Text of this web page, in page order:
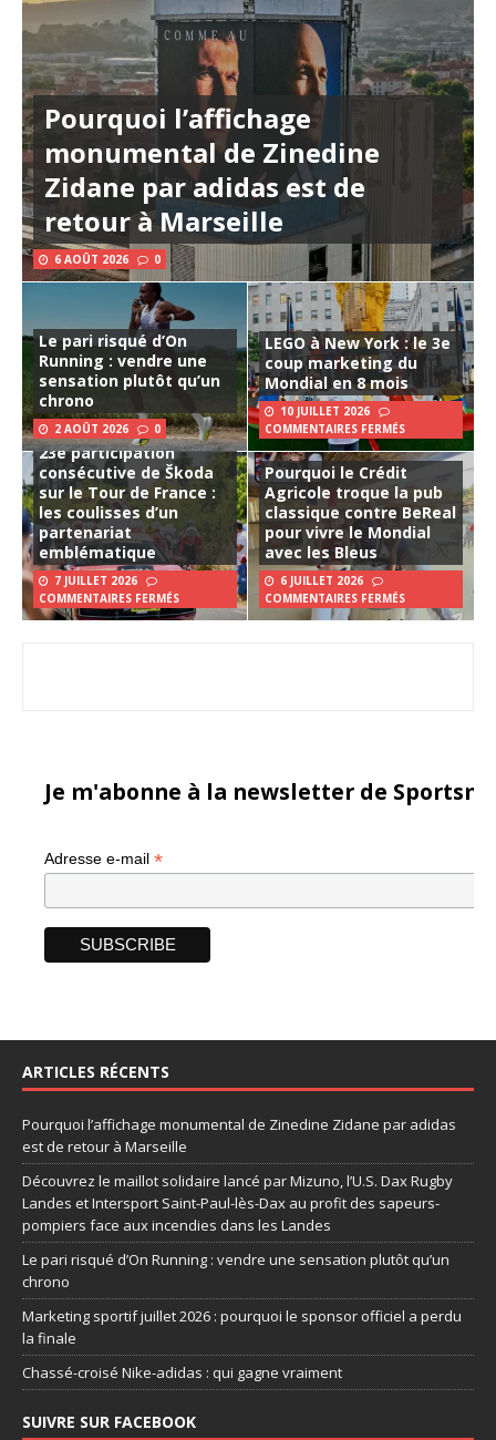
Pourquoi l’affichage
monumental de Zinedine
Zidane par adidas est de
retour à Marseille
6 AOÛT 2026 0
Le pari risqué d’On
Running : vendre une
sensation plutôt qu’un
chrono
2 AOÛT 2026 0
LEGO à New York : le 3e
coup marketing du
Mondial en 8 mois
10 JUILLET 2026
COMMENTAIRES FERMÉS
23e participation
consécutive de Škoda
sur le Tour de France :
les coulisses d’un
partenariat
emblématique
7 JUILLET 2026
COMMENTAIRES FERMÉS
Pourquoi le Crédit
Agricole troque la pub
classique contre BeReal
pour vivre le Mondial
avec les Bleus
6 JUILLET 2026
COMMENTAIRES FERMÉS
Je m'abonne à la newsletter de
Adresse e-mail *
ARTICLES RÉCENTS
Pourquoi l’affichage monumental de Zinedine Zidane par adidas
est de retour à Marseille
Découvrez le maillot solidaire lancé par Mizuno, l’U.S. Dax Rugby
Landes et Intersport Saint-Paul-lès-Dax au profit des sapeurs-
pompiers face aux incendies dans les Landes
Le pari risqué d’On Running : vendre une sensation plutôt qu’un
chrono
Marketing sportif juillet 2026 : pourquoi le sponsor officiel a perdu
la finale
Chassé-croisé Nike-adidas : qui gagne vraiment
SUIVRE SUR FACEBOOK